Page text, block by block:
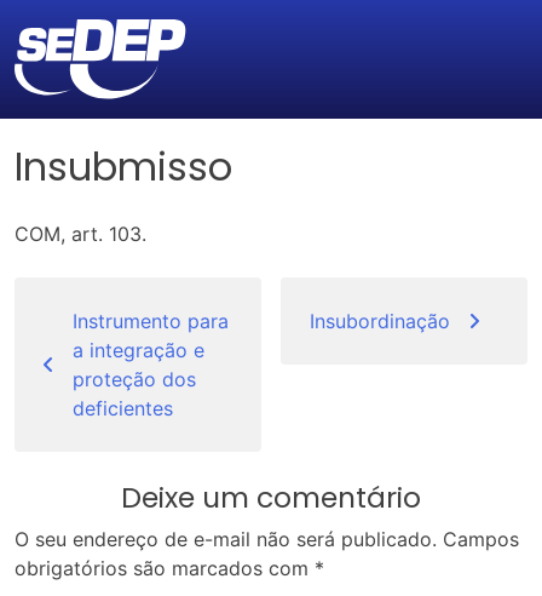
Insubmisso
COM, art. 103.
Post
Instrumento para
a integração e
proteção dos
deficientes
Insubordinação
Deixe um comentário
O seu endereço de e-mail não será publicado. Campos
obrigatórios são marcados com *